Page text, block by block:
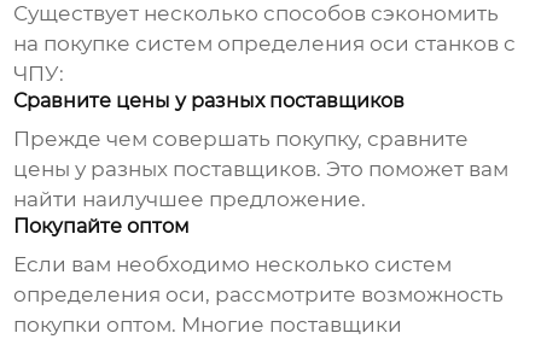
Существует несколько способов сэкономить
на покупке систем определения оси станков с
ЧПУ:
Сравните цены у разных поставщиков
Прежде чем совершать покупку, сравните
цены у разных поставщиков. Это поможет вам
найти наилучшее предложение.
Покупайте оптом
Если вам необходимо несколько систем
определения оси, рассмотрите возможность
покупки оптом. Многие поставщики